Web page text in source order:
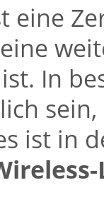
eine
In
ist in